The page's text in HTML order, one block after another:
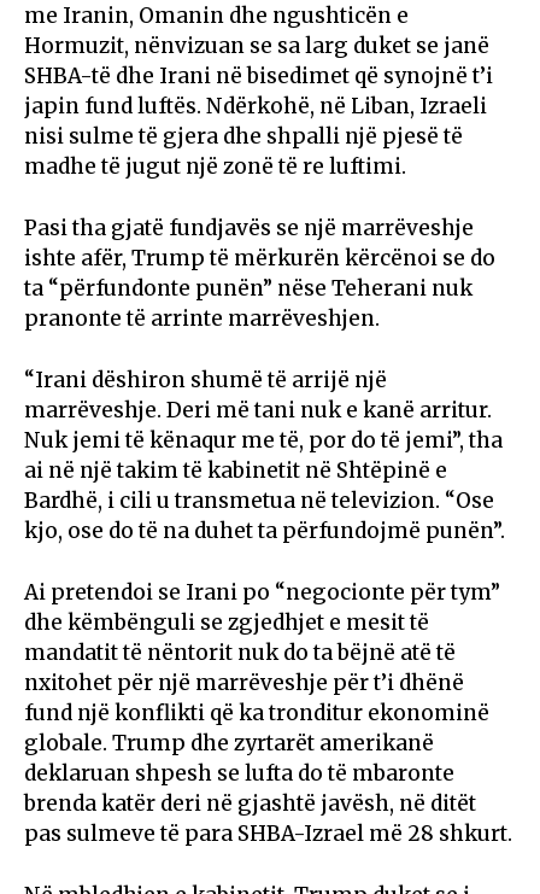
me Iranin, Omanin dhe ngushticën e
Hormuzit, nënvizuan se sa larg duket se janë
SHBA-të dhe Irani në bisedimet që synojnë t’i
japin fund luftës. Ndërkohë, në Liban, Izraeli
nisi sulme të gjera dhe shpalli një pjesë të
madhe të jugut një zonë të re luftimi.
Pasi tha gjatë fundjavës se një marrëveshje
ishte afër, Trump të mërkurën kërcënoi se do
ta “përfundonte punën” nëse Teherani nuk
pranonte të arrinte marrëveshjen.
“Irani dëshiron shumë të arrijë një
marrëveshje. Deri më tani nuk e kanë arritur.
Nuk jemi të kënaqur me të, por do të jemi”, tha
ai në një takim të kabinetit në Shtëpinë e
Bardhë, i cili u transmetua në televizion. “Ose
kjo, ose do të na duhet ta përfundojmë punën”.
Ai pretendoi se Irani po “negocionte për tym”
dhe këmbënguli se zgjedhjet e mesit të
mandatit të nëntorit nuk do ta bëjnë atë të
nxitohet për një marrëveshje për t’i dhënë
fund një konflikti që ka tronditur ekonominë
globale. Trump dhe zyrtarët amerikanë
deklaruan shpesh se lufta do të mbaronte
brenda katër deri në gjashtë javësh, në ditët
pas sulmeve të para SHBA-Izrael më 28 shkurt.